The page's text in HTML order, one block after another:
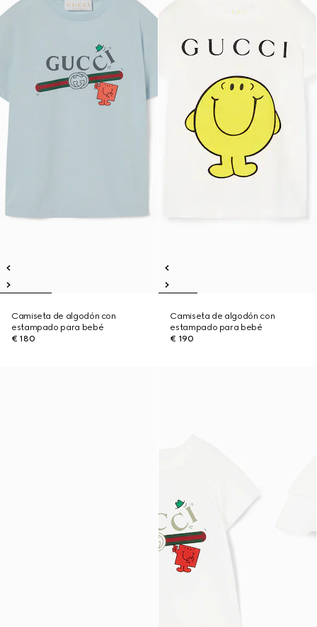
Camiseta de algodón con
estampado para bebé
€ 180
Camiseta de algodón con
estampado para bebé
€ 190